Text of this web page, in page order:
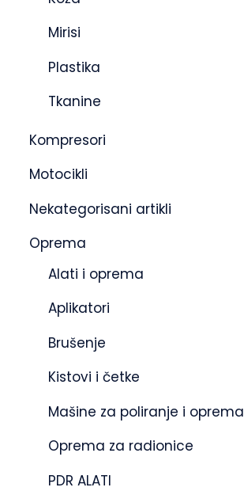
Mirisi
Plastika
Tkanine
Kompresori
Motocikli
Nekategorisani artikli
Oprema
Alati i oprema
Aplikatori
Brušenje
Kistovi i četke
Mašine za poliranje i oprema
Oprema za radionice
PDR ALATI